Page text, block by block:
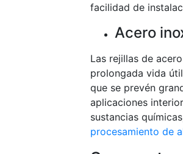
facilidad de
Acero
Las rejillas de
prolongada vida
que se prevén
aplicaciones
sustancias
procesamiento de